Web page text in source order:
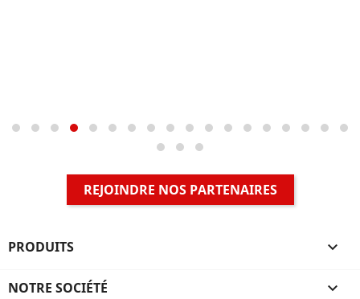
REJOINDRE NOS PARTENAIRES
PRODUITS 
NOTRE SOCIÉTÉ 